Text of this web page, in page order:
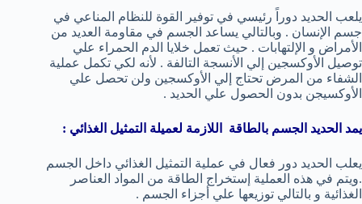
يلعب الحديد دوراً رئيسي في توفير القوة للنظام المناعي في
جسم الإنسان . وبالتالي يساعد الجسم في مقاومة العديد من
الأمراض و الإلتهابات . حيث تعمل خلايا الدم الحمراء علي
توصيل الأوكسجين إلي الأنسجة التالفة . لأنه لكي تكمل عملية
الشفاء من المرض تحتاج إلي الأوكسجين ولن تحصل علي
الأوكسيجن بدون الحصول علي الحديد .
يمد الحديد الجسم بالطاقة اللازمة لعميلة التمثيل الغذائي :
يعلب الحديد دور فعال في عملية التمثيل الغذائي داخل الجسم
.ويتم في هذه العملية إستخراج الطاقة من المواد العناصر
الغذائية و بالتالي توزيعها علي أجزاء الجسم .